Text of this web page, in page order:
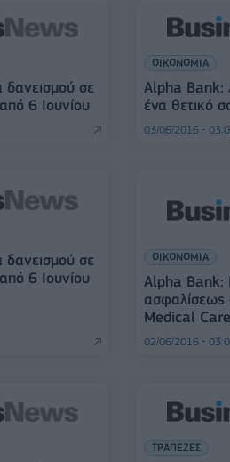
δανεισμού σε
6 Ιουνίου
ΟΙΚΟΝΟΜΙΑ
Alpha Bank:
ένα θετικό
03/06/2016 -
δανεισμού σε
6 Ιουνίου
ΟΙΚΟΝΟΜΙΑ
Alpha Bank:
ασφαλίσεως
Medical
02/06/2016 -
ΤΡΑΠΕΖΕΣ